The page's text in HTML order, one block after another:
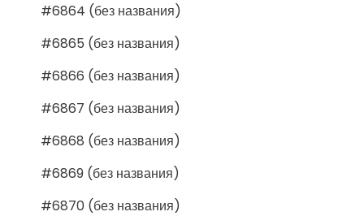
#6864 (без названия)
#6865 (без названия)
#6866 (без названия)
#6867 (без названия)
#6868 (без названия)
#6869 (без названия)
#6870 (без названия)